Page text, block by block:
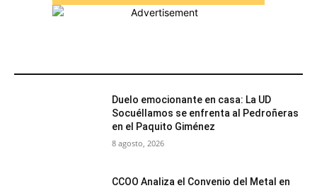
Duelo emocionante en casa: La UD
Socuéllamos se enfrenta al Pedroñeras
en el Paquito Giménez
8 agosto, 2026
CCOO Analiza el Convenio del Metal en